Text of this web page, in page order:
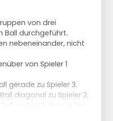
von drei
Ball durchgeführt.
nebeneinander, nicht
von Spieler 1
gerade zu Spieler 3.
diagonal zu Spieler 2.